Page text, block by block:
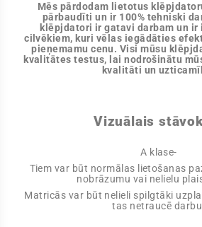
Mēs pārdodam lietotus
pārbaudīti un ir 100% tehniski
klēpjdatori ir gatavi darbam un
cilvēkiem, kuri vēlas iegādāties
pieņemamu cenu. Visi mūsu
kvalitātes testus, lai nodrošinātu
kvalitāti un
Vizuālais
A klase-
Tiem var būt normālas lietošanas
nobrāzumu vai nelielu
Matricās var būt nelieli spilgtāki
tas netraucē